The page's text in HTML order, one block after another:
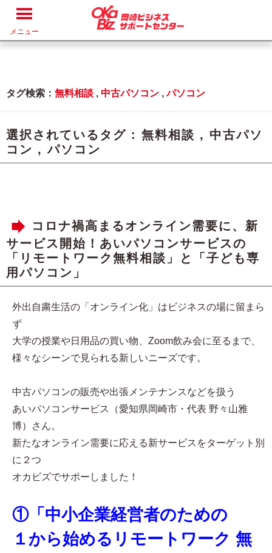
メニュー
タグ検索： 無料相談 , 中古パソコン ,パソコン
選択されているタグ : 無料相談 , 中古パソ
コン ,パソコン
コロナ禍高まるオンライン需要に、新
サービス開始！あいパソコンサービスの
「リモートワーク無料相談」と「子ども専
用パソコン」
外出自粛生活の「オンライン化」はビジネスの場に留まら
ず
大学の授業や日用品の買い物、Zoom飲み会に至るまで、
様々なシーンで見られる新しいニーズです。
中古パソコンの販売や出張メンテナンスなどを扱う
あいパソコンサービス（愛知県岡崎市・代表 野々山雅
博）さん。
新たなオンライン需要に応える新サービスをターゲット別
に２つ
オカビズでサポーしました！
①「中小企業経営者のための
１から始めるリモートワーク 無